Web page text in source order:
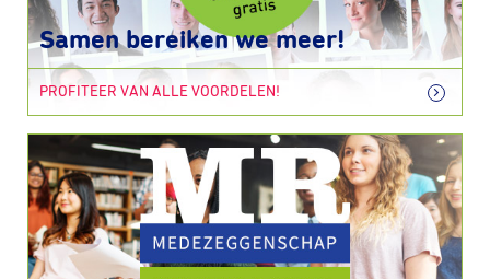
Samen bereiken we meer!
PROFITEER VAN ALLE VOORDELEN!